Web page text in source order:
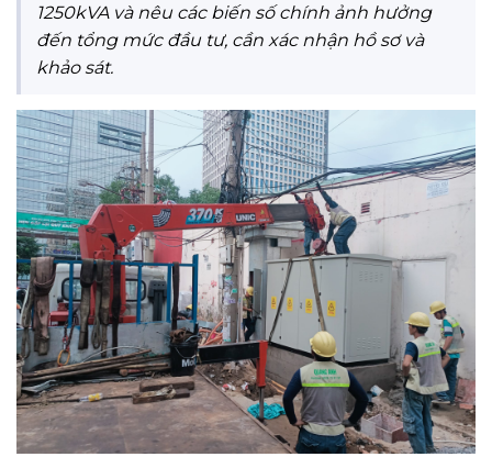
1250kVA và nêu các biến số chính ảnh hưởng
đến tổng mức đầu tư, cần xác nhận hồ sơ và
khảo sát.